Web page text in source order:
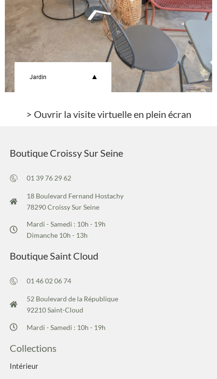
> Ouvrir la visite virtuelle en plein écran
Boutique Croissy Sur Seine
01 39 76 29 62
18 Boulevard Fernand Hostachy
78290 Croissy Sur Seine
Mardi - Samedi : 10h - 19h
Dimanche 10h - 13h
Boutique Saint Cloud
01 46 02 06 74
52 Boulevard de la République
92210 Saint-Cloud
Mardi - Samedi : 10h - 19h
Collections
Intérieur